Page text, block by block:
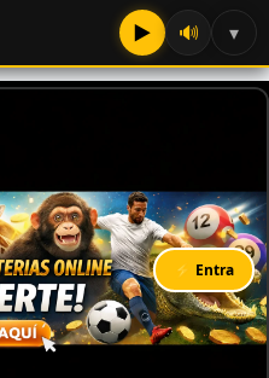
▶ 🔊 ▾
⚡ Entra